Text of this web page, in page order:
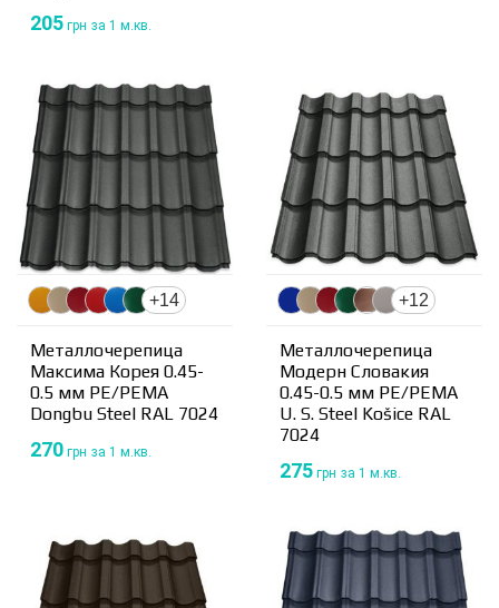
205 грн за 1 м.кв.
+14
Металлочерепица
Максима Корея 0.45-
0.5 мм PE/PEMA
Dongbu Steel RAL 7024
270 грн за 1 м.кв.
+12
Металлочерепица
Модерн Словакия
0.45-0.5 мм PE/PEMA
U. S. Steel Košice RAL
7024
275 грн за 1 м.кв.